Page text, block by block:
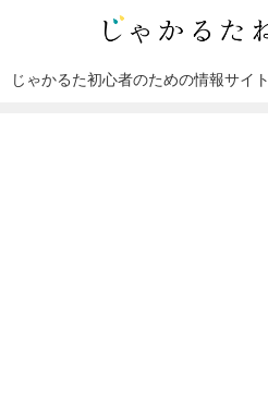
じゃかるた初心者のための情報サイト